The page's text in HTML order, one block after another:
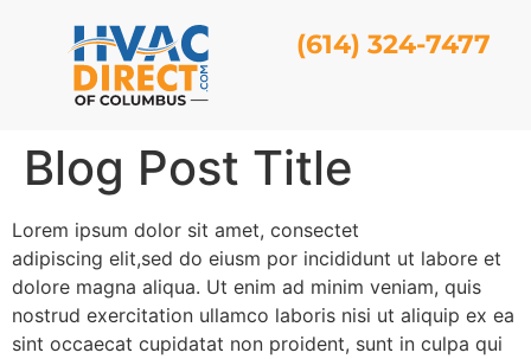
(614) 324-7477
Blog Post Title
Lorem ipsum dolor sit amet, consectet
adipiscing elit,sed do eiusm por incididunt ut labore et
dolore magna aliqua. Ut enim ad minim veniam, quis
nostrud exercitation ullamco laboris nisi ut aliquip ex ea
sint occaecat cupidatat non proident, sunt in culpa qui